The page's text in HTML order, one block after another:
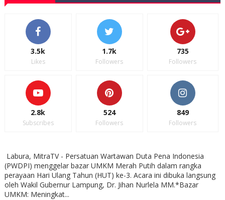
3.5k
Likes
1.7k
Followers
735
Followers
2.8k
Subscribes
524
Followers
849
Followers
Labura, MitraTV - Persatuan Wartawan Duta Pena Indonesia
(PWDPI) menggelar bazar UMKM Merah Putih dalam rangka
perayaan Hari Ulang Tahun (HUT) ke-3. Acara ini dibuka langsung
oleh Wakil Gubernur Lampung, Dr. Jihan Nurlela MM.*Bazar
UMKM: Meningkat...